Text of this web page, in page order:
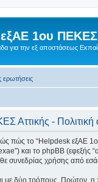
1ου ΠΕΚΕΣ
για την εξ αποστάσεως
ερωτήσεις
Αττικής - Πολιτική
πώς το “Helpdesk εξΑΕ
και το phpBB (εφεξής
συνεδρίας χρήσης από
με δύο τρόπους. Πρώτον, η